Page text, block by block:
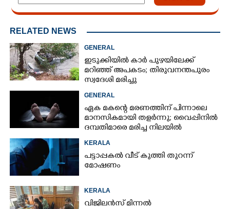
RELATED NEWS
GENERAL
ഇടുക്കിയിൽ കാർ പുഴയിലേക്ക്
മറിഞ്ഞ് അപകടം; തിരുവനന്തപുരം
സ്വദേശി മരിച്ചു
GENERAL
ഏക മകന്റെ മരണത്തിന് പിന്നാലെ
മാനസികമായി തളർന്നു; വൈപ്പിനിൽ
ദമ്പതിമാരെ മരിച്ച നിലയിൽ
കണ്ടെത്തി
KERALA
പട്ടാപ്പകൽ വീട് കുത്തി തുറന്ന്
മോഷണം
KERALA
വിജിലൻസ് മിന്നൽ